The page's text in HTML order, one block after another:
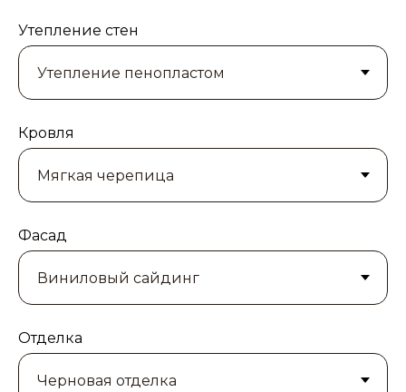
Утепление стен
Кровля
Фасад
Отделка